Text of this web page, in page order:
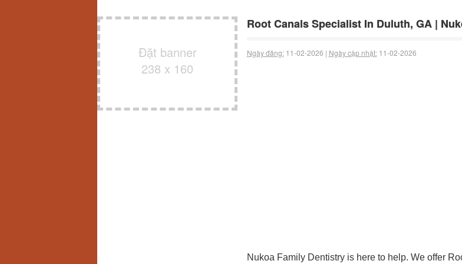
Đặt banner
238 x 160
Root Canals Specialist In Duluth, GA |
Ngày đăng:11-02-2026 | Ngày cập nhật:11-02-2026
Nukoa Family Dentistry is here to help. We offer